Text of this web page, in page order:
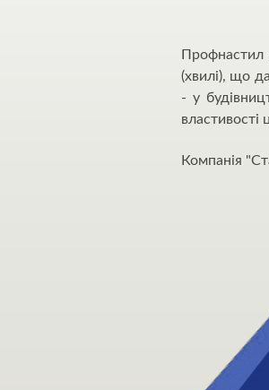
Профнастил
(хвилі), що
- у
властивості
Компанія